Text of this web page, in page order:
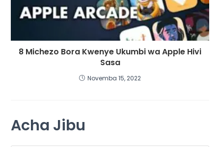
8 Michezo Bora Kwenye Ukumbi wa Apple Hivi
Sasa
Novemba 15, 2022
Acha Jibu